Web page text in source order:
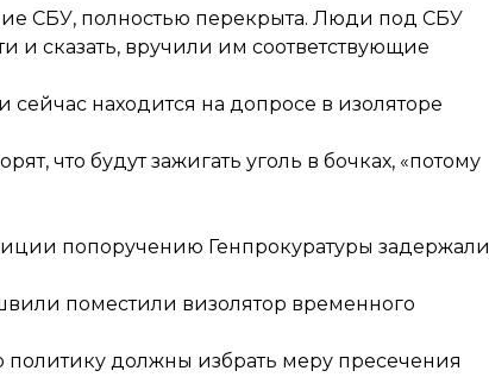
СБУ, полностью перекрыта. Люди под СБУ
и сказать, вручили им соответствующие
находится на допросе в изоляторе
что будут зажигать уголь в бочках, «потому
попоручению Генпрокуратуры задержали
поместили визолятор временного
политику должны избрать меру пресечения